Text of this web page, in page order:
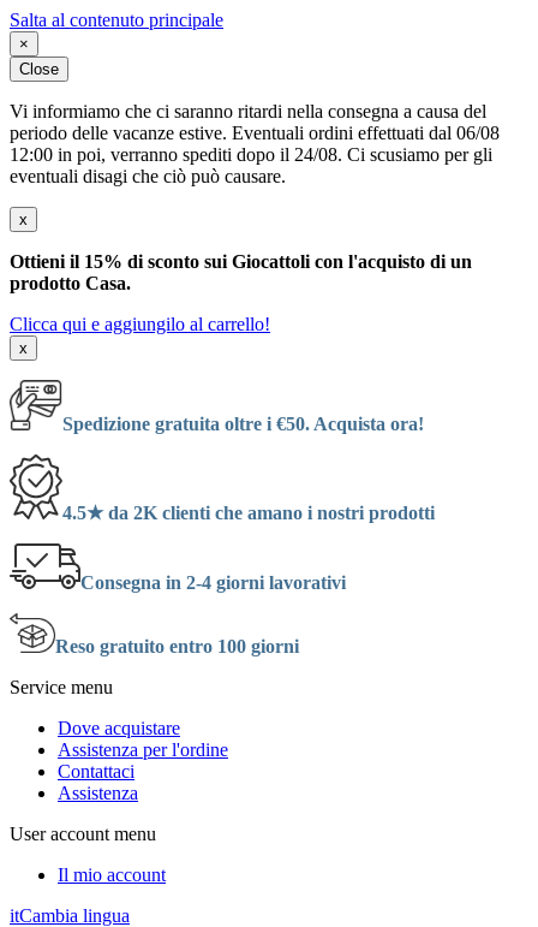
Salta al contenuto principale
×
Close
Vi informiamo che ci saranno ritardi nella consegna a causa del
periodo delle vacanze estive. Eventuali ordini effettuati dal 06/08
12:00 in poi, verranno spediti dopo il 24/08. Ci scusiamo per gli
eventuali disagi che ciò può causare.
x
Ottieni il 15% di sconto sui Giocattoli con l'acquisto di un
prodotto Casa.
Clicca qui e aggiungilo al carrello!
x
Spedizione gratuita oltre i €50. Acquista ora!
4.5★ da 2K clienti che amano i nostri prodotti
Consegna in 2-4 giorni lavorativi
Reso gratuito entro 100 giorni
Service menu
Dove acquistare
Assistenza per l'ordine
Contattaci
Assistenza
User account menu
Il mio account
itCambia lingua